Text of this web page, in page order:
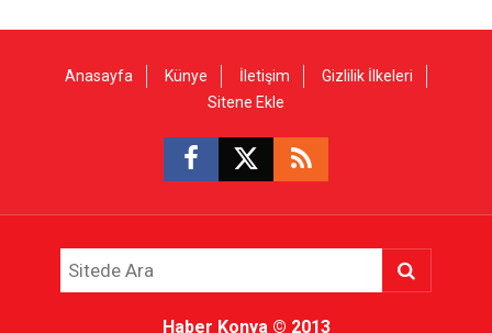
Anasayfa Künye İletişim
Gizlilik İlkeleri
Sitene Ekle
Haber Konya© 2013